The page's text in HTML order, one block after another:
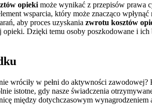
opieki może wynikać z przepisów prawa
wsparcia, który może znacząco wpłynąć
aby proces uzyskania zwrotu kosztów
opieki. Dzięki temu osoby poszkodowane i
wróciły w pełni do aktywności
istotne, gdy nasze świadczenia
między dotychczasowym wynagrodzeniem